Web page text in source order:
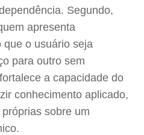
Segundo,
apresenta
que o usuário seja
para outro sem
a capacidade do
conhecimento aplicado,
sobre um